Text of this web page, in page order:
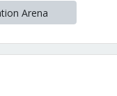
Arena